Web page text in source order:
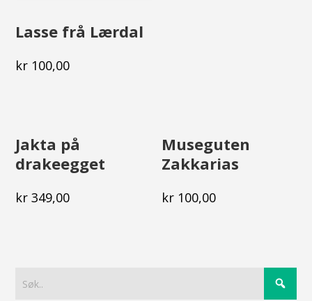
Lasse frå Lærdal
kr 100,00
Jakta på
drakeegget
kr 349,00
Museguten
Zakkarias
kr 100,00